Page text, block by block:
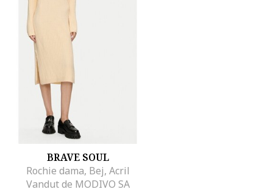
BRAVE SOUL
Rochie dama, Bej, Acril
Vandut de MODIVO SA